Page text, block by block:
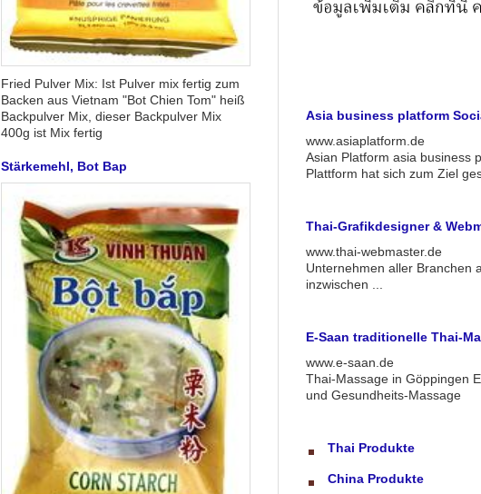
Fried Pulver Mix: Ist Pulver mix fertig zum
Backen aus Vietnam "Bot Chien Tom" heiß
Backpulver Mix, dieser Backpulver Mix
400g ist Mix fertig
Stärkemehl, Bot Bap
Asia business platform
www.asiaplatform.de
Asian Platform asia business
Plattform hat sich zum Ziel
Thai-Grafikdesigner &
www.thai-webmaster.de
Unternehmen aller Branchen
inzwischen ...
E-Saan traditionelle Thai-
www.e-saan.de
Thai-Massage in Göppingen
und Gesundheits-Massage
Thai Produkte
China Produkte